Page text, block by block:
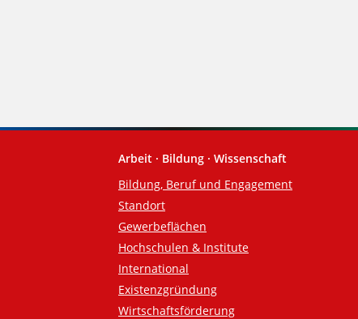
Arbeit · Bildung · Wissenschaft
Bildung, Beruf und Engagement
Standort
Gewerbeflächen
Hochschulen & Institute
International
Existenzgründung
Wirtschaftsförderung